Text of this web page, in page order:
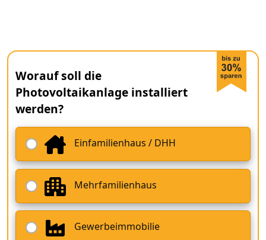
Worauf soll die
Photovoltaikanlage installiert
werden?
Einfamilienhaus / DHH
Mehrfamilienhaus
Gewerbeimmobilie